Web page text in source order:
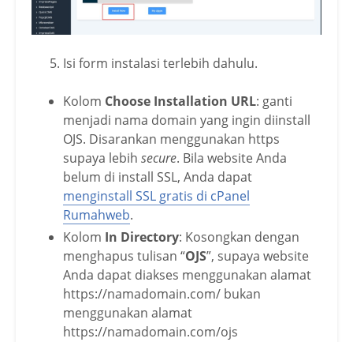
Isi form instalasi terlebih dahulu.
Kolom Choose Installation URL: ganti
menjadi nama domain yang ingin diinstall
OJS. Disarankan menggunakan https
supaya lebih secure. Bila website Anda
belum di install SSL, Anda dapat
menginstall SSL gratis di cPanel
Rumahweb.
Kolom In Directory: Kosongkan dengan
menghapus tulisan “OJS”, supaya website
Anda dapat diakses menggunakan alamat
https://namadomain.com/ bukan
menggunakan alamat
https://namadomain.com/ojs